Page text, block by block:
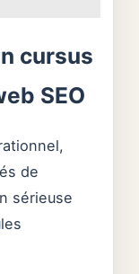
cursus
SEO
de
sérieuse